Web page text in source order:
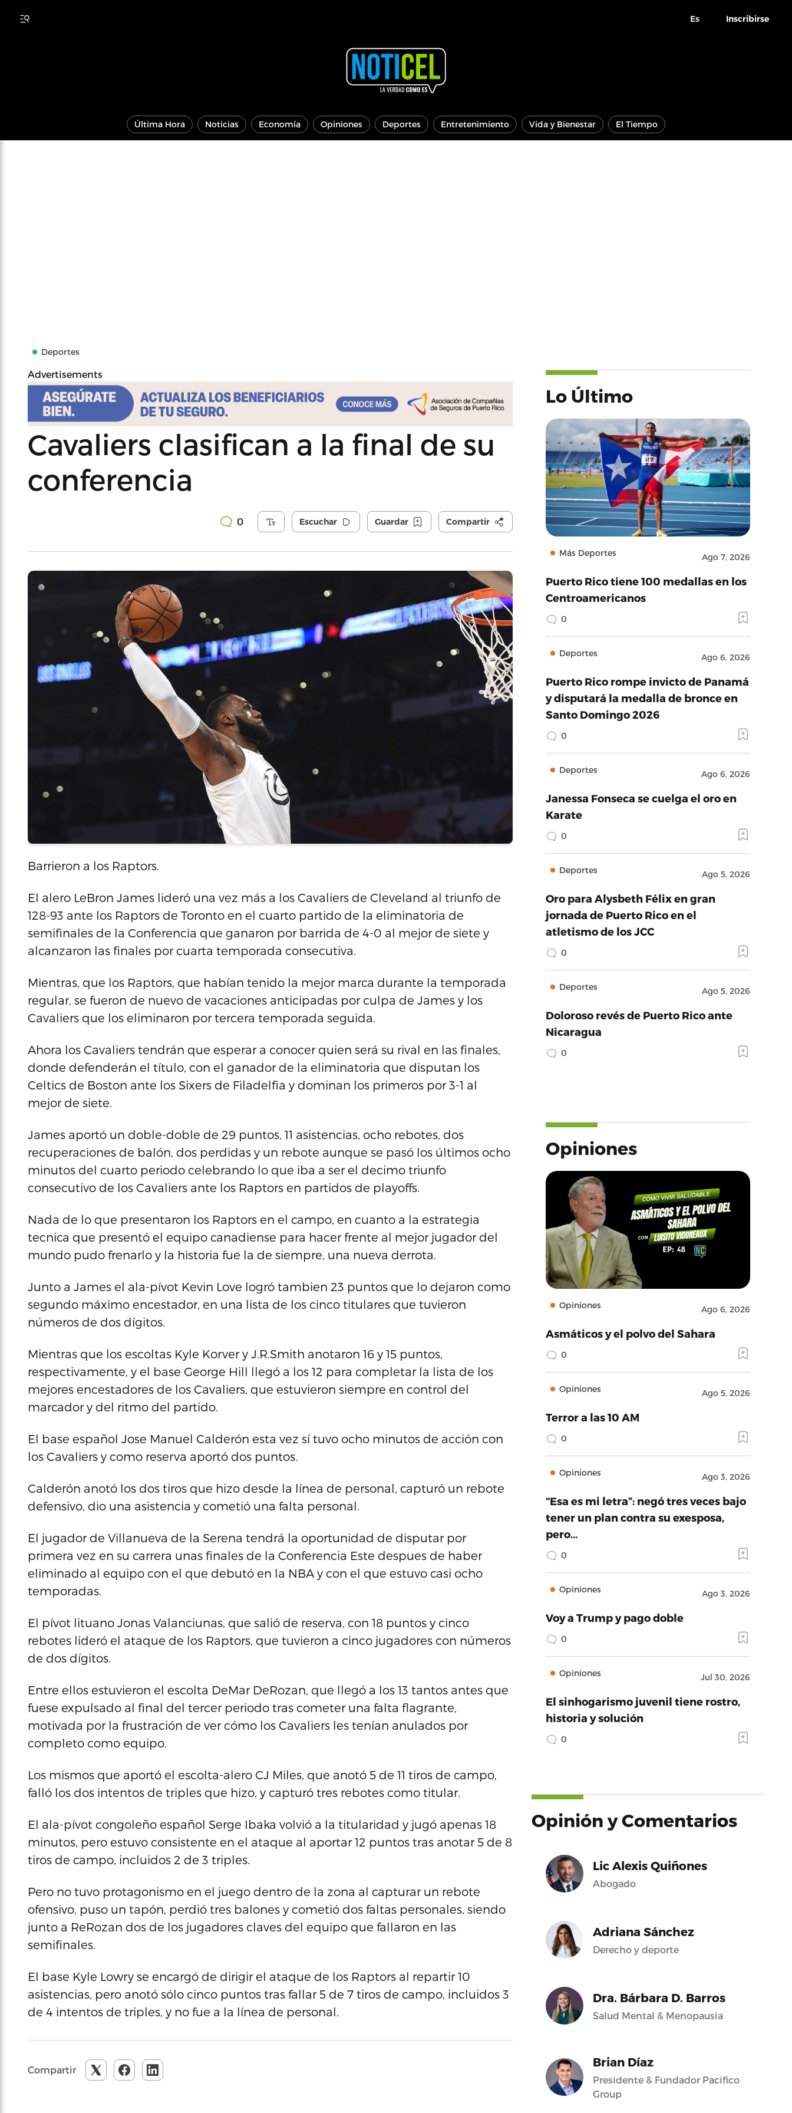
Es Inscribirse
Última Hora Noticias Economía Opiniones Deportes Entretenimiento Vida y Bienestar El Tiempo
Deportes
Advertisements
Cavaliers clasifican a la final de su
conferencia
0 Escuchar Guardar Compartir
Barrieron a los Raptors.
El alero LeBron James lideró una vez más a los Cavaliers de Cleveland al triunfo de
128-93 ante los Raptors de Toronto en el cuarto partido de la eliminatoria de
semifinales de la Conferencia que ganaron por barrida de 4-0 al mejor de siete y
alcanzaron las finales por cuarta temporada consecutiva.
Mientras, que los Raptors, que habían tenido la mejor marca durante la temporada
regular, se fueron de nuevo de vacaciones anticipadas por culpa de James y los
Cavaliers que los eliminaron por tercera temporada seguida.
Ahora los Cavaliers tendrán que esperar a conocer quien será su rival en las finales,
donde defenderán el título, con el ganador de la eliminatoria que disputan los
Celtics de Boston ante los Sixers de Filadelfia y dominan los primeros por 3-1 al
mejor de siete.
James aportó un doble-doble de 29 puntos, 11 asistencias, ocho rebotes, dos
recuperaciones de balón, dos perdidas y un rebote aunque se pasó los últimos ocho
minutos del cuarto periodo celebrando lo que iba a ser el decimo triunfo
consecutivo de los Cavaliers ante los Raptors en partidos de playoffs.
Nada de lo que presentaron los Raptors en el campo, en cuanto a la estrategia
tecnica que presentó el equipo canadiense para hacer frente al mejor jugador del
mundo pudo frenarlo y la historia fue la de siempre, una nueva derrota.
Junto a James el ala-pívot Kevin Love logró tambien 23 puntos que lo dejaron como
segundo máximo encestador, en una lista de los cinco titulares que tuvieron
números de dos dígitos.
Mientras que los escoltas Kyle Korver y J.R.Smith anotaron 16 y 15 puntos,
respectivamente, y el base George Hill llegó a los 12 para completar la lista de los
mejores encestadores de los Cavaliers, que estuvieron siempre en control del
marcador y del ritmo del partido.
El base español Jose Manuel Calderón esta vez sí tuvo ocho minutos de acción con
los Cavaliers y como reserva aportó dos puntos.
Calderón anotó los dos tiros que hizo desde la línea de personal, capturó un rebote
defensivo, dio una asistencia y cometió una falta personal.
El jugador de Villanueva de la Serena tendrá la oportunidad de disputar por
primera vez en su carrera unas finales de la Conferencia Este despues de haber
eliminado al equipo con el que debutó en la NBA y con el que estuvo casi ocho
temporadas.
El pívot lituano Jonas Valanciunas, que salió de reserva, con 18 puntos y cinco
rebotes lideró el ataque de los Raptors, que tuvieron a cinco jugadores con números
de dos dígitos.
Entre ellos estuvieron el escolta DeMar DeRozan, que llegó a los 13 tantos antes que
fuese expulsado al final del tercer periodo tras cometer una falta flagrante,
motivada por la frustración de ver cómo los Cavaliers les tenían anulados por
completo como equipo.
Los mismos que aportó el escolta-alero CJ Miles, que anotó 5 de 11 tiros de campo,
falló los dos intentos de triples que hizo, y capturó tres rebotes como titular.
El ala-pívot congoleño español Serge Ibaka volvió a la titularidad y jugó apenas 18
minutos, pero estuvo consistente en el ataque al aportar 12 puntos tras anotar 5 de 8
tiros de campo, incluidos 2 de 3 triples.
Pero no tuvo protagonismo en el juego dentro de la zona al capturar un rebote
ofensivo, puso un tapón, perdió tres balones y cometió dos faltas personales, siendo
junto a ReRozan dos de los jugadores claves del equipo que fallaron en las
semifinales.
El base Kyle Lowry se encargó de dirigir el ataque de los Raptors al repartir 10
asistencias, pero anotó sólo cinco puntos tras fallar 5 de 7 tiros de campo, incluidos 3
de 4 intentos de triples, y no fue a la línea de personal.
Compartir
Lo Último
Más Deportes Ago 7, 2026
Puerto Rico tiene 100 medallas en los
Centroamericanos
0
Deportes Ago 6, 2026
Puerto Rico rompe invicto de Panamá
y disputará la medalla de bronce en
Santo Domingo 2026
0
Deportes Ago 6, 2026
Janessa Fonseca se cuelga el oro en
Karate
0
Deportes Ago 5, 2026
Oro para Alysbeth Félix en gran
jornada de Puerto Rico en el
atletismo de los JCC
0
Deportes Ago 5, 2026
Doloroso revés de Puerto Rico ante
Nicaragua
0
Opiniones
Opiniones Ago 6, 2026
Asmáticos y el polvo del Sahara
0
Opiniones Ago 5, 2026
Terror a las 10 AM
0
Opiniones Ago 3, 2026
“Esa es mi letra”: negó tres veces bajo
tener un plan contra su exesposa,
pero…
0
Opiniones Ago 3, 2026
Voy a Trump y pago doble
0
Opiniones Jul 30, 2026
El sinhogarismo juvenil tiene rostro,
historia y solución
0
Opinión y Comentarios
Lic Alexis Quiñones
Abogado
Adriana Sánchez
Derecho y deporte
Dra. Bárbara D. Barros
Salud Mental & Menopausia
Brian Díaz
Presidente & Fundador Pacifico
Group